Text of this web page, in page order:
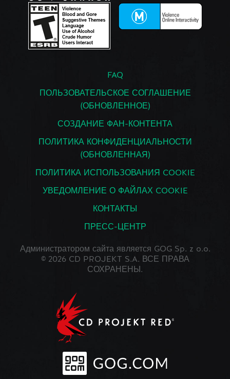
FAQ
ПОЛЬЗОВАТЕЛЬСКОЕ СОГЛАШЕНИЕ
(ОБНОВЛЕННОЕ)
СОЗДАНИЕ ФАН-КОНТЕНТА
ПОЛИТИКА КОНФИДЕНЦИАЛЬНОСТИ
(ОБНОВЛЕННАЯ)
ПОЛИТИКА ИСПОЛЬЗОВАНИЯ COOKIE
УВЕДОМЛЕНИЕ О ФАЙЛАХ COOKIE
КОНТАКТЫ
ПРЕСС-ЦЕНТР
Администратором сайта является GOG Sp. z o.o.
© 2026 CD PROJEKT S.A. ВСЕ ПРАВА
СОХРАНЕНЫ.